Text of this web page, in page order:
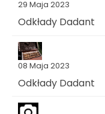
29 Maja 2023
Odkłady Dadant
08 Maja 2023
Odkłady Dadant